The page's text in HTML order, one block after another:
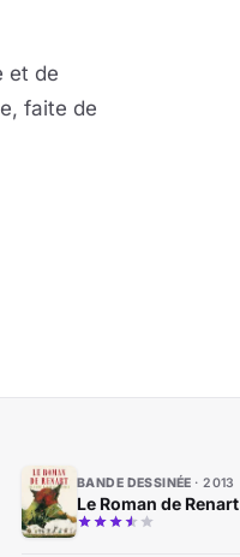
et de
faite de
BANDE DESSINÉE 2013
Le Roman de Renart